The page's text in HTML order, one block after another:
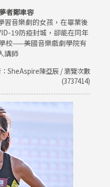
者鄭聿容
習音樂劇的女孩，在畢業後
19防疫封城，卻能在同年
校——美國音樂戲劇學院有
講師
SheAspire陳亞辰 / 瀏覽次數
(3737414)